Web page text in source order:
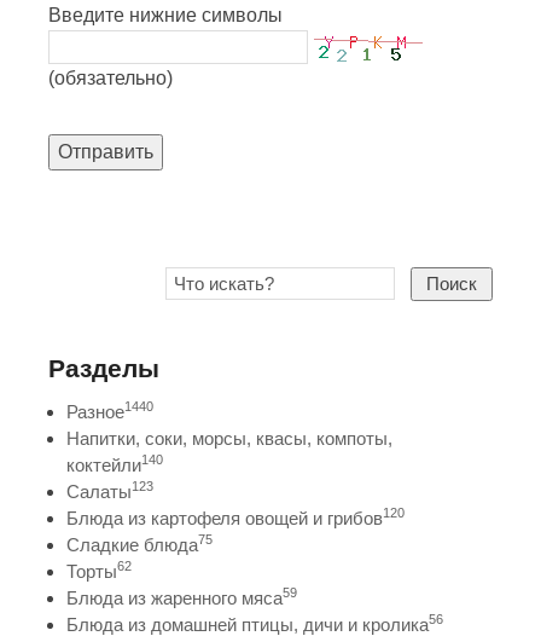
Введите нижние символы
(обязательно)
Отправить
Поиск
Разделы
Разное1440
Напитки, соки, морсы, квасы, компоты,
коктейли140
Салаты123
Блюда из картофеля овощей и грибов120
Сладкие блюда75
Торты62
Блюда из жаренного мяса59
Блюда из домашней птицы, дичи и кролика56